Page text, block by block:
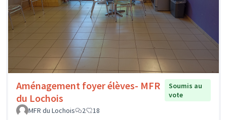
Aménagement foyer élèves- MFR
du Lochois
Soumis au
vote
MFR du Lochois
2 18